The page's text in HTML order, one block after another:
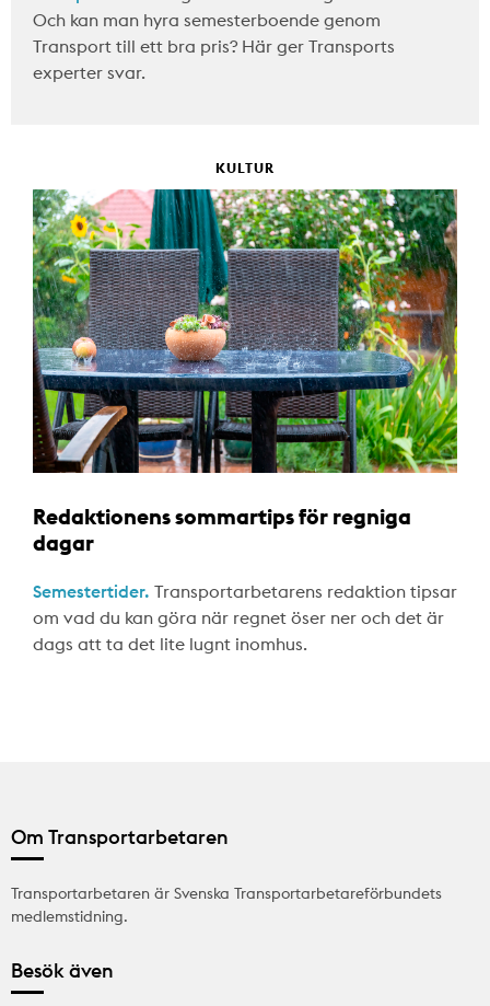
Och kan man hyra semesterboende genom
Transport till ett bra pris? Här ger Transports
experter svar.
KULTUR
Redaktionens sommartips för regniga
dagar
Semestertider. Transportarbetarens redaktion tipsar
om vad du kan göra när regnet öser ner och det är
dags att ta det lite lugnt inomhus.
Om Transportarbetaren
Transportarbetaren är Svenska Transportarbetareförbundets
medlemstidning.
Besök även